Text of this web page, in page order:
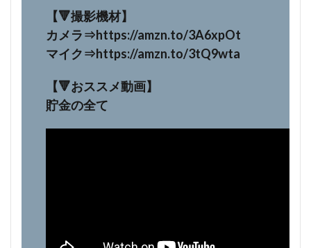
【🔻撮影機材】
カメラ⇒https://amzn.to/3A6xpOt
マイク⇒https://amzn.to/3tQ9wta
【🔻おススメ動画】
貯金の全て